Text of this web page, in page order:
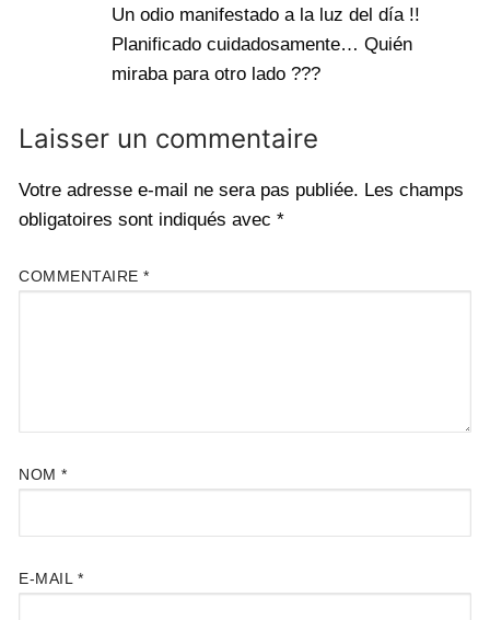
Un odio manifestado a la luz del día !!
Planificado cuidadosamente… Quién
miraba para otro lado ???
Laisser un commentaire
Votre adresse e-mail ne sera pas publiée. Les champs
obligatoires sont indiqués avec *
COMMENTAIRE *
NOM *
E-MAIL *